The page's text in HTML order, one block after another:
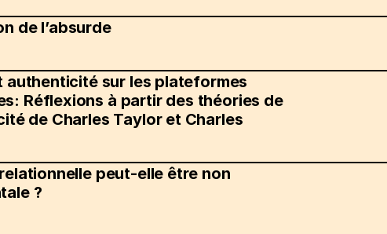
de l’absurde
authenticité sur les plateformes
Réflexions à partir des théories de
de Charles Taylor et Charles
peut-elle être non
?